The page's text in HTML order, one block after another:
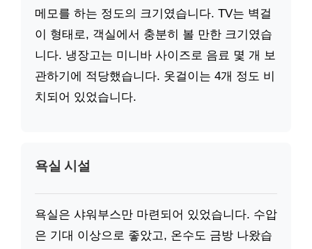
메모를 하는 정도의 크기였습니다. TV는 벽걸
이 형태로, 객실에서 충분히 볼 만한 크기였습
니다. 냉장고는 미니바 사이즈로 음료 몇 개 보
관하기에 적당했습니다. 옷걸이는 4개 정도 비
치되어 있었습니다.
욕실 시설
욕실은 샤워부스만 마련되어 있었습니다. 수압
은 기대 이상으로 좋았고, 온수도 금방 나왔습